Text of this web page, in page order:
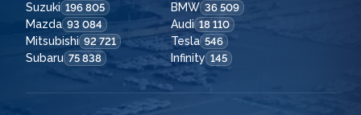
Suzuki 196 805 BMW 36 509
Mazda 93 084 Audi 18 110
Mitsubishi 92 721 Tesla 546
Subaru 75 838 Infinity 145